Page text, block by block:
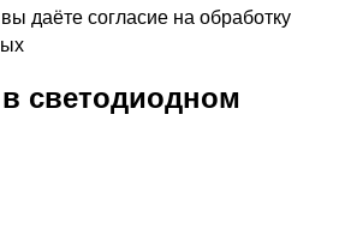
даёте согласие на обработку
светодиодном